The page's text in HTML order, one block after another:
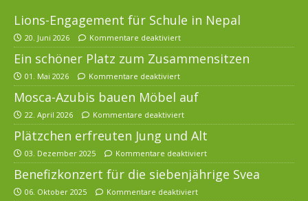
Lions-Engagement für Schule in Nepal
20. Juni 2026 Kommentare deaktiviert
Ein schöner Platz zum Zusammensitzen
01. Mai 2026 Kommentare deaktiviert
Mosca-Azubis bauen Möbel auf
22. April 2026 Kommentare deaktiviert
Plätzchen erfreuten Jung und Alt
03. Dezember 2025 Kommentare deaktiviert
Benefizkonzert für die siebenjährige Svea
06. Oktober 2025 Kommentare deaktiviert